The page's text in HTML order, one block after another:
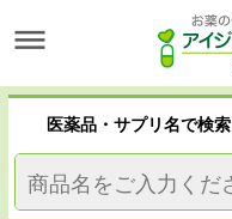
医薬品・サプリ名で検索